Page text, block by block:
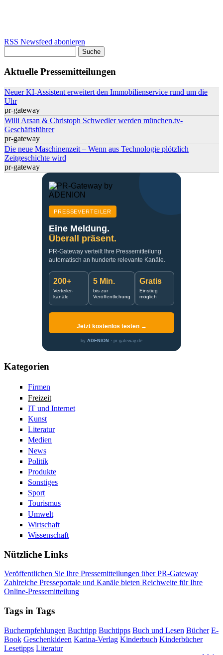
RSS Newsfeed abonieren
Aktuelle Pressemitteilungen
Neuer KI-Assistent erweitert den Immobilienservice rund um die
Uhr
pr-gateway
Willi Arsan & Christoph Schwedler werden münchen.tv-
Geschäftsführer
pr-gateway
Die neue Maschinenzeit – Wenn aus Technologie plötzlich
Zeitgeschichte wird
pr-gateway
PRESSEVERTEILER
Eine Meldung.
Überall präsent.
PR-Gateway verteilt Ihre Pressemitteilung
automatisch an hunderte relevante Kanäle.
200+
Verteiler-
kanäle
5 Min.
bis zur
Veröffentlichung
Gratis
Einstieg
möglich
Jetzt kostenlos testen →
by ADENION · pr-gateway.de
Kategorien
Firmen
Freizeit
IT und Internet
Kunst
Literatur
Medien
News
Politik
Produkte
Sonstiges
Sport
Tourismus
Umwelt
Wirtschaft
Wissenschaft
Nützliche Links
Veröffentlichen Sie Ihre Pressemitteilungen über PR-Gateway
Zahlreiche Presseportale und Kanäle bieten Reichweite für Ihre
Online-Pressemitteilung
Tags in Tags
Buchempfehlungen Buchtipp Buchtipps Buch und Lesen Bücher E-
Book Geschenkideen Karina-Verlag Kinderbuch Kinderbücher
Lesetipps Literatur